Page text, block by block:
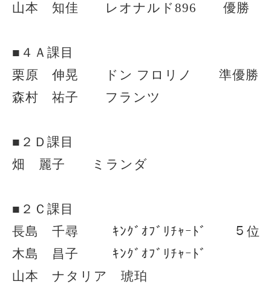
山本 知佳 レオナルド896 優勝
■４Ａ課目
栗原 伸晃 ドン フロリノ 準優勝
森村 祐子 フランツ
■２Ｄ課目
畑 麗子 ミランダ
■２Ｃ課目
長島 千尋 ｷﾝｸﾞｵﾌﾞﾘﾁｬｰﾄﾞ ５位
木島 昌子 ｷﾝｸﾞｵﾌﾞﾘﾁｬｰﾄﾞ
山本 ナタリア 琥珀